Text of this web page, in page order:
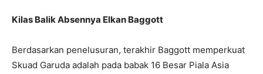
Kilas Balik Absennya Elkan Baggott
Berdasarkan penelusuran, terakhir Baggott memperkuat
Skuad Garuda adalah pada babak 16 Besar Piala Asia